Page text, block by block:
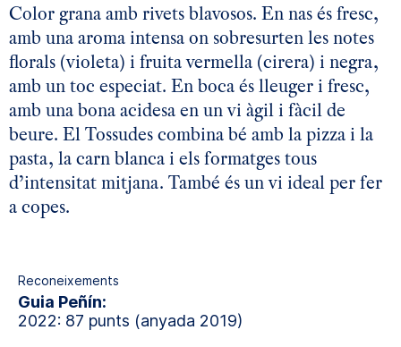
Color grana amb rivets blavosos. En nas és fresc,
amb una aroma intensa on sobresurten les notes
florals (violeta) i fruita vermella (cirera) i negra,
amb un toc especiat. En boca és lleuger i fresc,
amb una bona acidesa en un vi àgil i fàcil de
beure. El Tossudes combina bé amb la pizza i la
pasta, la carn blanca i els formatges tous
d’intensitat mitjana. També és un vi ideal per fer
a copes.
Reconeixements
Guia Peñín:
2022: 87 punts (anyada 2019)